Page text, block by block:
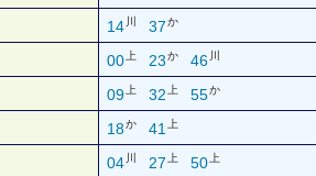
14 川 37か
00 上 23か 46 川
09 上 32 上 55か
18か 41 上
04 川 27 上 50 上